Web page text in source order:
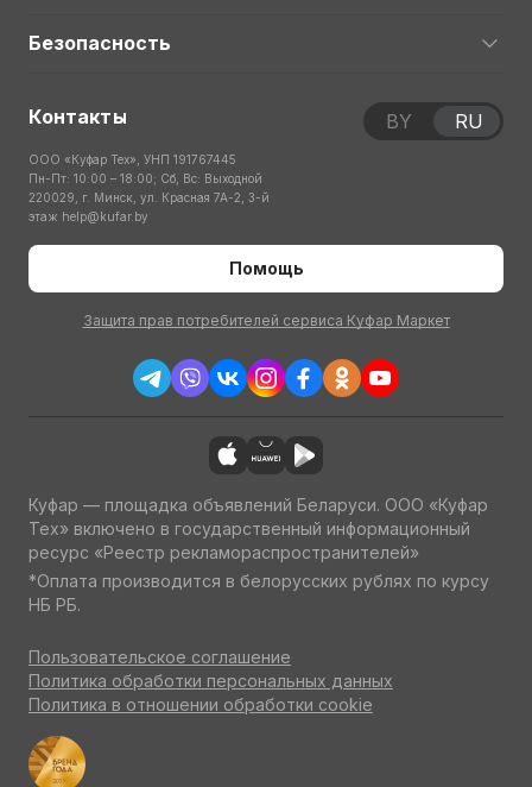
Безопасность
Контакты
ООО «Куфар Тех», УНП 191767445
Пн-Пт: 10:00 – 18:00; Сб, Вс: Выходной
220029, г. Минск, ул. Красная 7А-2, 3-й
этаж help@kufar.by
Помощь
Защита прав потребителей сервиса Куфар Маркет
BY RU
Куфар — площадка объявлений Беларуси. ООО «Куфар
Тех» включено в государственный информационный
ресурс «Реестр рекламораспространителей»
*Оплата производится в белорусских рублях по курсу
НБ РБ.
Пользовательское соглашение
Политика обработки персональных данных
Политика в отношении обработки cookie